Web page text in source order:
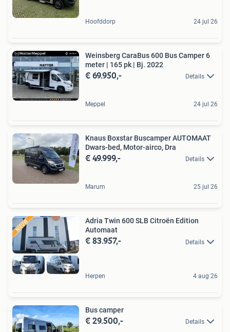
Hoofddorp 24 jul 26
Weinsberg CaraBus 600 Bus Camper 6
meter | 165 pk | Bj. 2022
€ 69.950,- Details
Meppel 24 jul 26
Knaus Boxstar Buscamper AUTOMAAT
Dwars-bed, Motor-airco, Dra
€ 49.999,- Details
Marum 25 jul 26
Adria Twin 600 SLB Citroën Edition
Automaat
€ 83.957,- Details
Herpen 4 aug 26
Bus camper
€ 29.500,- Details